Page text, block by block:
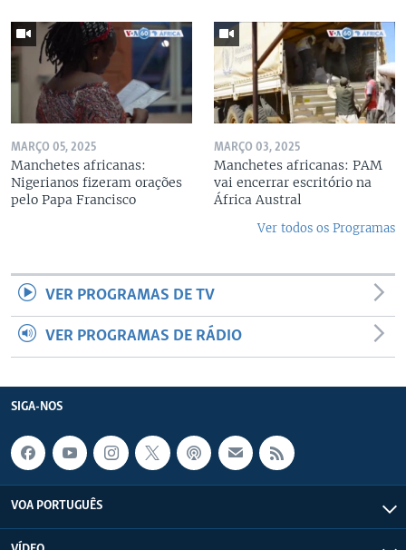
MARÇO 05, 2025
Manchetes africanas:
Nigerianos fizeram orações
pelo Papa Francisco
MARÇO 03, 2025
Manchetes africanas: PAM
vai encerrar escritório na
África Austral
Ver todos os Programas
VER PROGRAMAS DE TV
VER PROGRAMAS DE RÁDIO
SIGA-NOS
VOA PORTUGUÊS